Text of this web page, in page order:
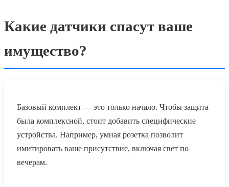
Какие датчики спасут ваше
имущество?
Базовый комплект — это только начало. Чтобы защита
была комплексной, стоит добавить специфические
устройства. Например, умная розетка позволит
имитировать ваше присутствие, включая свет по
вечерам.